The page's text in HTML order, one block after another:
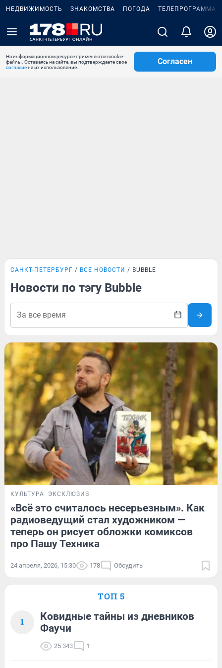
НЕДВИЖИМОСТЬ ЗНАКОМСТВА ПОГОДА ТЕЛЕПРОГРАММА
На информационном ресурсе применяются cookie-
файлы. Оставаясь на сайте, вы подтверждаете свое
согласиена их использование.
Согласен
САНКТ-ПЕТЕРБУРГ ВСЕ НОВОСТИ BUBBLE
Новости по тэгу Bubble
КУЛЬТУРА ЭКСКЛЮЗИВ
«Всё это считалось несерьезным». Как
радиоведущий стал художником —
теперь он рисует обложки комиксов
про Пашу Техника
24 апреля, 2026, 15:30 178 Обсудить
ТОП 5
1
Ковидные тайны из дневников
Фаучи
25 343 1